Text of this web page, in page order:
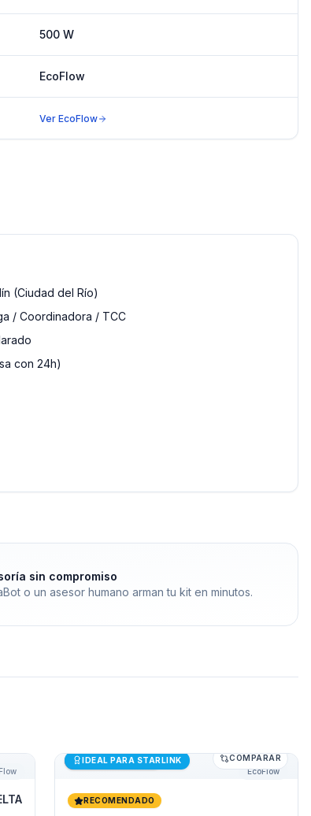
500 W
EcoFlow
Ver EcoFlow
(Ciudad del Río)
/ Coordinadora / TCC
con 24h)
sin compromiso
o un asesor humano arman tu kit en minutos.
3 1000 Air
Generador Solar 500W EcoFlow RIVER 2
EcoFlow
Últimas unidades
IDEAL PARA STARLINK COMPARAR
RECOMENDADO